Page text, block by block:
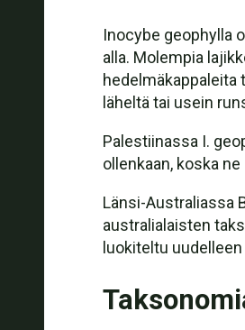
Inocybe geophylla
alla. Molempia
hedelmäkappaleita
läheltä tai usein
Palestiinassa I.
ollenkaan, koska
Länsi-Australiassa
australialaisten
luokiteltu